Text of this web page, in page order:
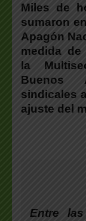
Miles de
sumaron
Apagón
medida de
la
Buenos
sindicales
ajuste del
Entre